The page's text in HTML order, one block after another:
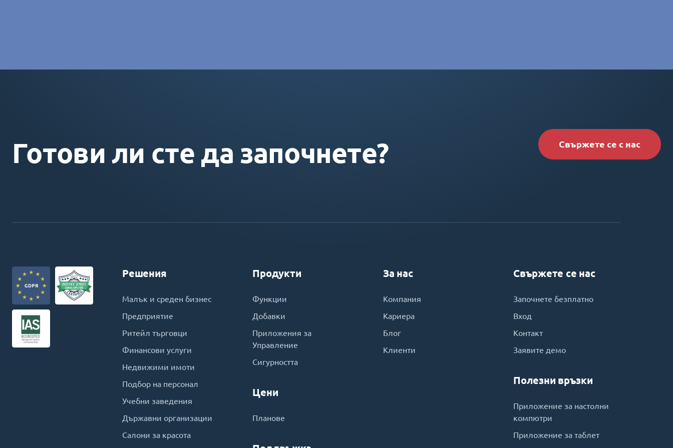
Готови ли сте да започнете? Свържете се с нас
Решения
Малък и среден бизнес
Предприятие
Ритейл търговци
Финансови услуги
Недвижими имоти
Подбор на персонал
Учебни заведения
Държавни организации
Салони за красота
Продукти
Функции
Добавки
Приложения за
Управление
Сигурността
Цени
Планове
За нас
Компания
Кариера
Блог
Клиенти
Свържете се нас
Започнете безплатно
Вход
Контакт
Заявите демо
Полезни връзки
Приложение за настолни
компютри
Приложение за таблет